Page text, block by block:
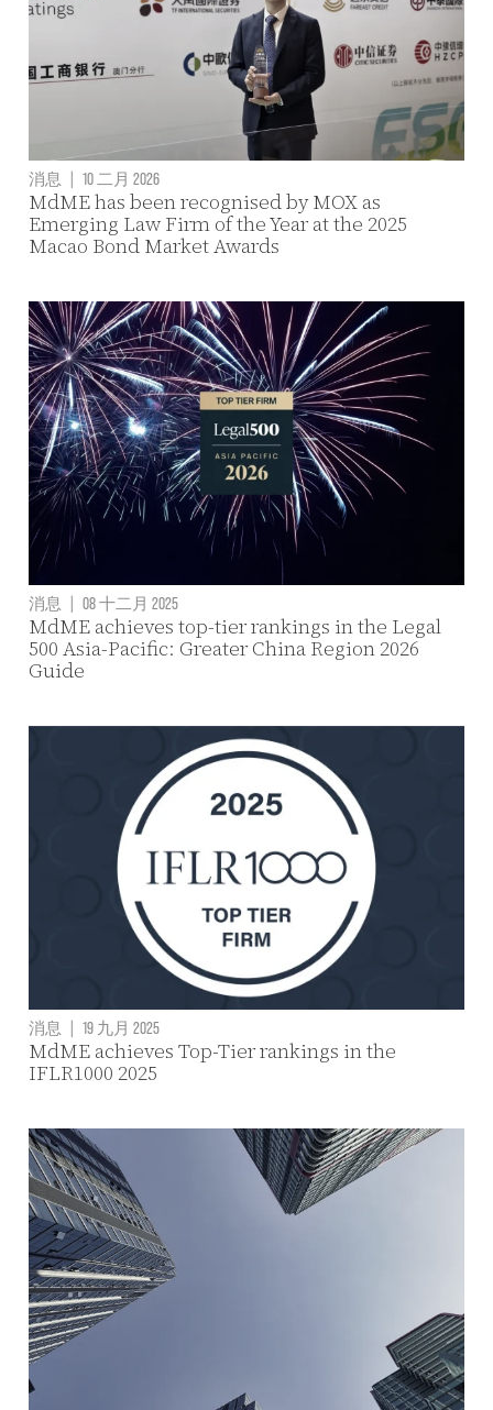
消息 | 10 二月 2026
MdME has been recognised by MOX as
Emerging Law Firm of the Year at the 2025
Macao Bond Market Awards
消息 | 08 十二月 2025
MdME achieves top-tier rankings in the Legal
500 Asia-Pacific: Greater China Region 2026
Guide
消息 | 19 九月 2025
MdME achieves Top-Tier rankings in the
IFLR1000 2025